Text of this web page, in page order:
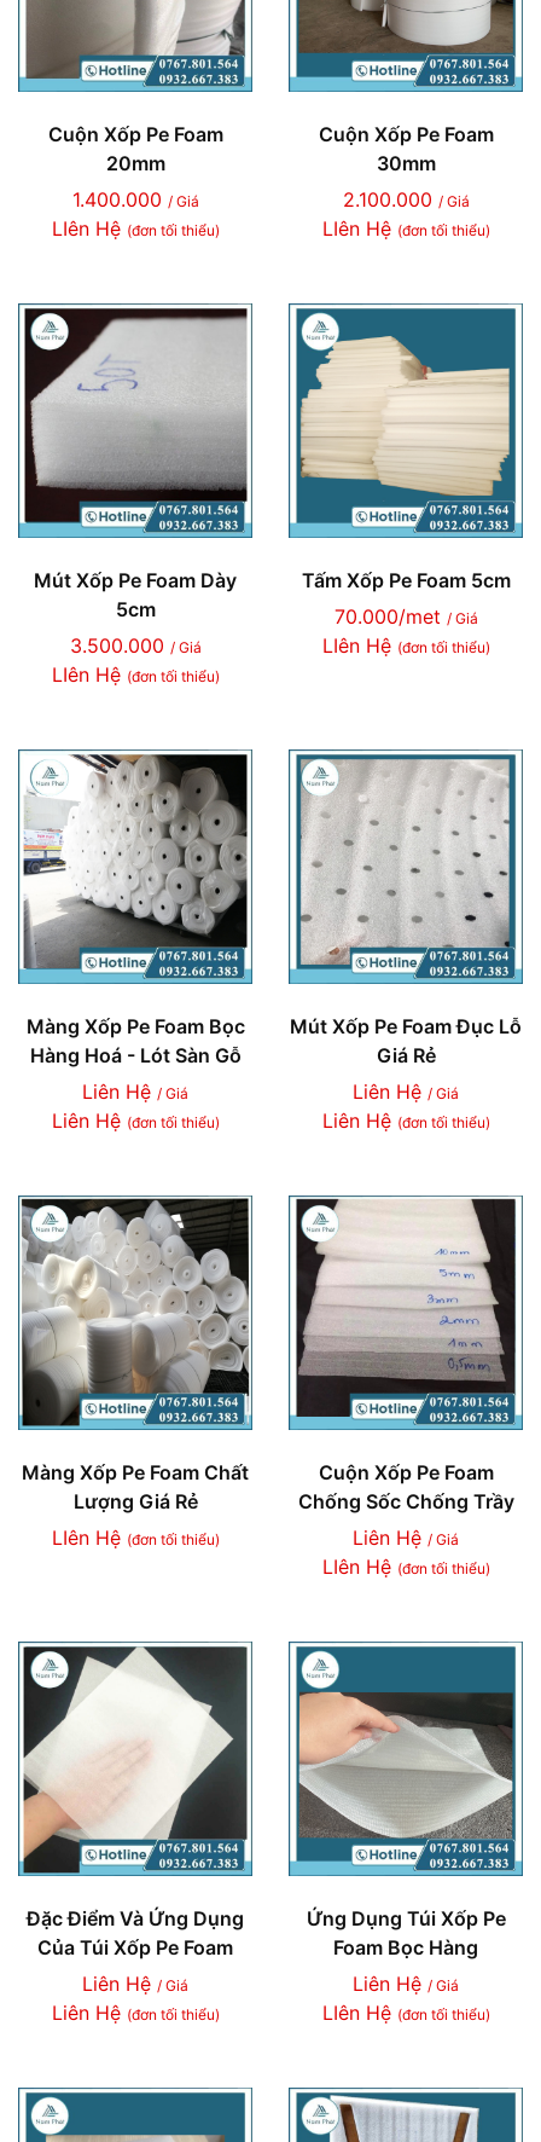
Cuộn Xốp Pe Foam
20mm
1.400.000 / Giá
LIên Hệ (đơn tối thiểu)
Cuộn Xốp Pe Foam
30mm
2.100.000 / Giá
LIên Hệ (đơn tối thiểu)
Mút Xốp Pe Foam Dày
5cm
3.500.000 / Giá
LIên Hệ (đơn tối thiểu)
Tấm Xốp Pe Foam 5cm
70.000/met / Giá
LIên Hệ (đơn tối thiểu)
Màng Xốp Pe Foam Bọc
Hàng Hoá - Lót Sàn Gỗ
Liên Hệ / Giá
Liên Hệ (đơn tối thiểu)
Mút Xốp Pe Foam Đục Lỗ
Giá Rẻ
Liên Hệ / Giá
Liên Hệ (đơn tối thiểu)
Màng Xốp Pe Foam Chất
Lượng Giá Rẻ
LIên Hệ (đơn tối thiểu)
Cuộn Xốp Pe Foam
Chống Sốc Chống Trầy
Liên Hệ / Giá
LIên Hệ (đơn tối thiểu)
Đặc Điểm Và Ứng Dụng
Của Túi Xốp Pe Foam
Liên Hệ / Giá
Liên Hệ (đơn tối thiểu)
Ứng Dụng Túi Xốp Pe
Foam Bọc Hàng
Liên Hệ / Giá
LIên Hệ (đơn tối thiểu)